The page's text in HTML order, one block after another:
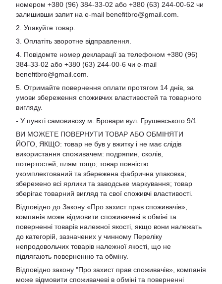
номером +380 (96) 384-33-02 або +380 (63) 244-00-62 чи
залишивши запит на e-mail benefitbro@gmail.com
2. Упакуйте товар.
3. Оплатіть зворотне відправлення.
4. Повідомте номер декларації за телефоном +380 (96)
384-33-02 або +380 (63) 244-00-6 чи e-mail
benefitbro@gmail.com
5. Отримайте повернення оплати протягом 14 днів, за
умови збереження споживчих властивостей та товарного
вигляду.
- У пункті самовивозу м. Бровари вул. Грушевського 9/1
ВИ МОЖЕТЕ ПОВЕРНУТИ ТОВАР АБО ОБМІНЯТИ
ЙОГО, ЯКЩО: товар не був у вжитку і не має слідів
використання споживачем: подряпин, сколів,
потертостей, плям тощо; товар повністю
укомплектований та збережена фабрична упаковка;
збережено всі ярлики та заводське маркування; товар
зберігає товарний вигляд та свої споживчі властивості.
Відповідно до Закону «Про захист прав споживачів»,
компанія може відмовити споживачеві в обміні та
поверненні товарів належної якості, якщо вони належать
до категорій, зазначених у чинному Переліку
непродовольчих товарів належної якості, що не
підлягають поверненню та обміну.
Відповідно закону "Про захист прав споживачів» , компанія
може відмовити споживачеві в обміні та поверненні